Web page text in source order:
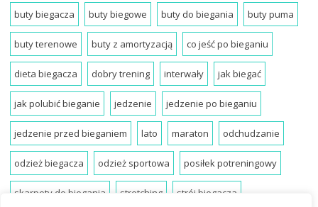
buty biegacza buty biegowe buty do biegania buty puma
buty terenowe buty z amortyzacją co jeść po bieganiu
dieta biegacza dobry trening interwały jak biegać
jak polubić bieganie jedzenie jedzenie po bieganiu
jedzenie przed bieganiem lato maraton odchudzanie
odzież biegacza odzież sportowa posiłek potreningowy
skarpety do biegania stretching strój biegacza